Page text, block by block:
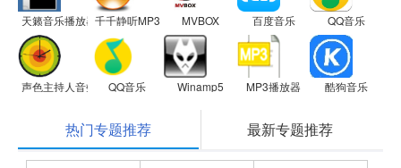
天籁音乐播放器千千静听MP3播放器MVBOX 百度音乐 QQ音乐
声色主持人音效软件QQ音乐 Winamp5 MP3播放器 酷狗音乐
热门专题推荐 最新专题推荐